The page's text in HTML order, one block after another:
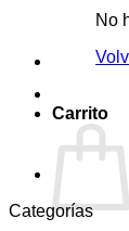
No
Carrito
Categorías